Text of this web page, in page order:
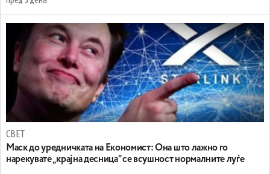
СВЕТ
Маск до уредничката на Економист: Она што лажно го
нарекувате „крајна десница“ се всушност нормалните луѓе